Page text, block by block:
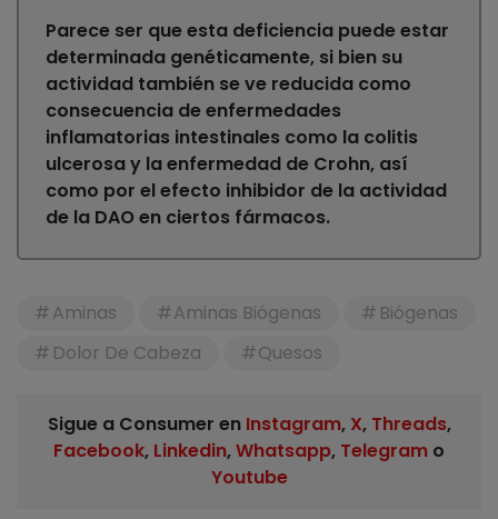
Parece ser que esta deficiencia puede estar
determinada genéticamente, si bien su
actividad también se ve reducida como
consecuencia de enfermedades
inflamatorias intestinales como la colitis
ulcerosa y la enfermedad de Crohn, así
como por el efecto inhibidor de la actividad
de la DAO en ciertos fármacos.
Aminas Aminas Biógenas
Biógenas
Dolor De Cabeza
Quesos
Sigue a Consumer en Instagram, X, Threads,
Facebook, Linkedin,Whatsapp, Telegram o
Youtube